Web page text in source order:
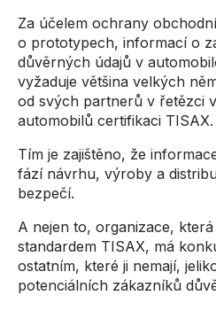
Za účelem ochrany
o prototypech, informací o
důvěrných údajů v
vyžaduje většina velkých
od svých partnerů v řetězci
automobilů certifikaci TISAX.
Tím je zajištěno, že
fází návrhu, výroby a
bezpečí.
A nejen to, organizace,
standardem TISAX, má
ostatním, které ji nemají,
potenciálních zákazníků